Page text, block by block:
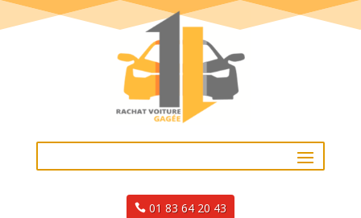
01 83 64 20 43